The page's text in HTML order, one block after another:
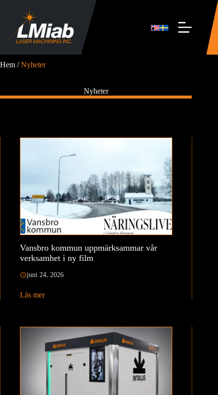
innehåll
Hem /Nyheter
Nyheter
Vansbro kommun uppmärksammar vår
verksamhet i ny film
juni 24, 2026
Läs mer